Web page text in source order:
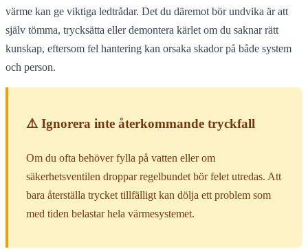
värme kan ge viktiga ledtrådar. Det du däremot bör undvika är att
själv tömma, trycksätta eller demontera kärlet om du saknar rätt
kunskap, eftersom fel hantering kan orsaka skador på både system
och person.
⚠️ Ignorera inte återkommande tryckfall
Om du ofta behöver fylla på vatten eller om
säkerhetsventilen droppar regelbundet bör felet utredas. Att
bara återställa trycket tillfälligt kan dölja ett problem som
med tiden belastar hela värmesystemet.